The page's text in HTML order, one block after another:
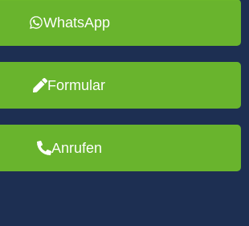
WhatsApp
Formular
Anrufen